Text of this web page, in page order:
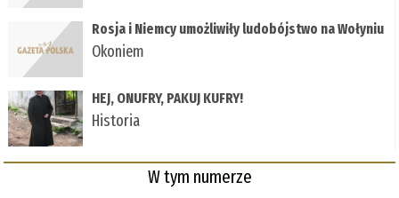
Rosja i Niemcy umożliwiły ludobójstwo na Wołyniu
Okoniem
HEJ, ONUFRY, PAKUJ KUFRY!
Historia
W tym numerze